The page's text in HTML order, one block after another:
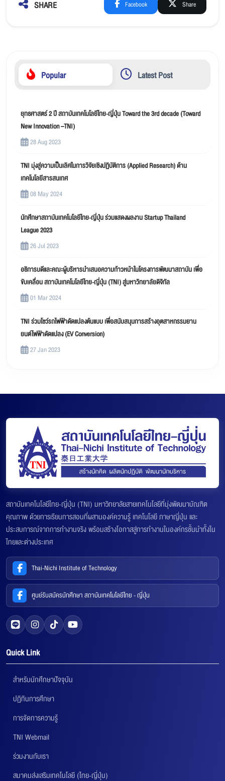
SHARE Facebook Share
Popular Latest Post
ยุทธศาสตร์ 2 ปี สถาบันเทคโนโลยีไทย-ญี่ปุ่น Toward the 3rd decade (Toward
New Innovation –TNI)
28 Aug 2023
TNI มุ่งสู่ความเป็นเลิศในการวิจัยเชิงปฏิบัติการ (Applied Research) ด้าน
เทคโนโลยีสารสนเทศ
08 May 2024
นักศึกษาสถาบันเทคโนโลยีไทย-ญี่ปุ่น ร่วมแสดงผลงาน Startup Thailand
League 2023
26 Jul 2023
อธิการบดีและคณะผู้บริหารนำเสนอความก้าวหน้าในโครงการพัฒนาสถาบัน เพื่อ
ขับเคลื่อน สถาบันเทคโนโลยีไทย-ญี่ปุ่น (TNI) สู่มหาวิทยาลัยดิจิทัล
01 Mar 2024
TNI ร่วมโชว์รถไฟฟ้าดัดแปลงต้นแบบ เพื่อสนับสนุนการสร้างอุตสาหกรรมยาน
ยนต์ไฟฟ้าดัดแปลง (EV Conversion)
27 Jan 2023
สถาบันเทคโนโลยีไทย-ญี่ปุ่น (TNI) มหาวิทยาลัยสายเทคโนโลยีที่มุ่งพัฒนาบัณฑิต
คุณภาพ ด้วยการเรียนการสอนที่ผสานองค์ความรู้ เทคโนโลยี ภาษาญี่ปุ่น และ
ประสบการณ์จากการทำงานจริง พร้อมสร้างโอกาสสู่การทำงานในองค์กรชั้นนำทั้งใน
ไทยและต่างประเทศ
Thai-Nichi Institute of Technology
ศูนย์รับสมัครนักศึกษา สถาบันเทคโนโลยีไทย - ญี่ปุ่น
Quick Link
สำหรับนักศึกษาปัจจุบัน
ปฏิทินการศึกษา
การจัดการความรู้
TNI Webmail
ร่วมงานกับเรา
สมาคมส่งเสริมเทคโนโลยี (ไทย-ญี่ปุ่น)